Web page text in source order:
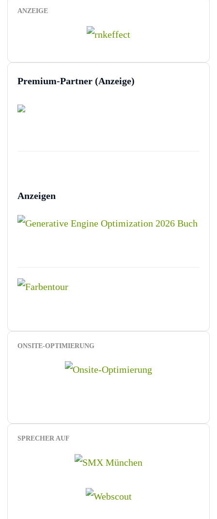
ANZEIGE
Premium-Partner (Anzeige)
Anzeigen
ONSITE-OPTIMIERUNG
SPRECHER AUF